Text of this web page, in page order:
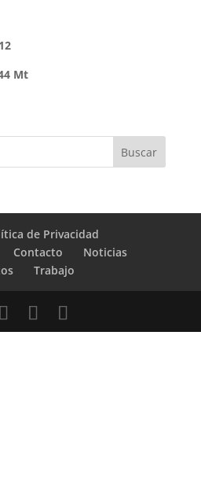
12
Mt
de Privacidad
Contacto
Noticias
Trabajo